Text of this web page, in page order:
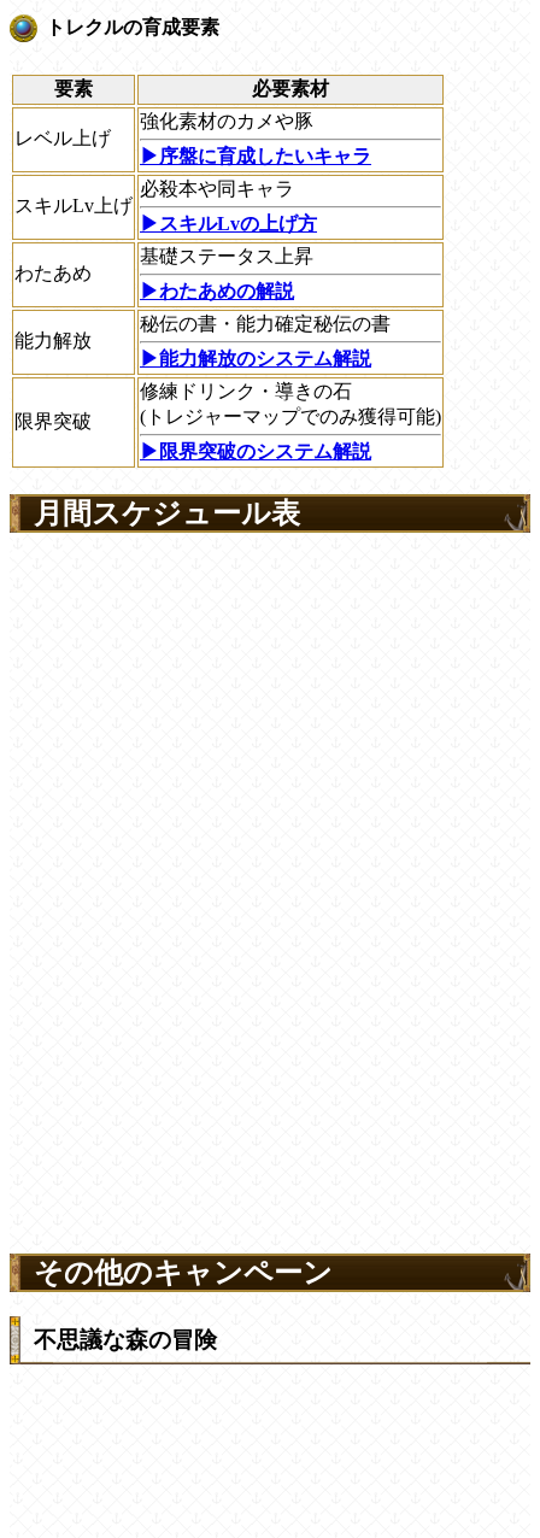
トレクルの育成要素
要素 必要素材
レベル上げ
強化素材のカメや豚
▶︎序盤に育成したいキャラ
スキルLv上げ
必殺本や同キャラ
▶︎スキルLvの上げ方
わたあめ
基礎ステータス上昇
▶︎わたあめの解説
能力解放
秘伝の書・能力確定秘伝の書
▶︎能力解放のシステム解説
限界突破
修練ドリンク・導きの石
(トレジャーマップでのみ獲得可能)
▶︎限界突破のシステム解説
月間スケジュール表
その他のキャンペーン
不思議な森の冒険